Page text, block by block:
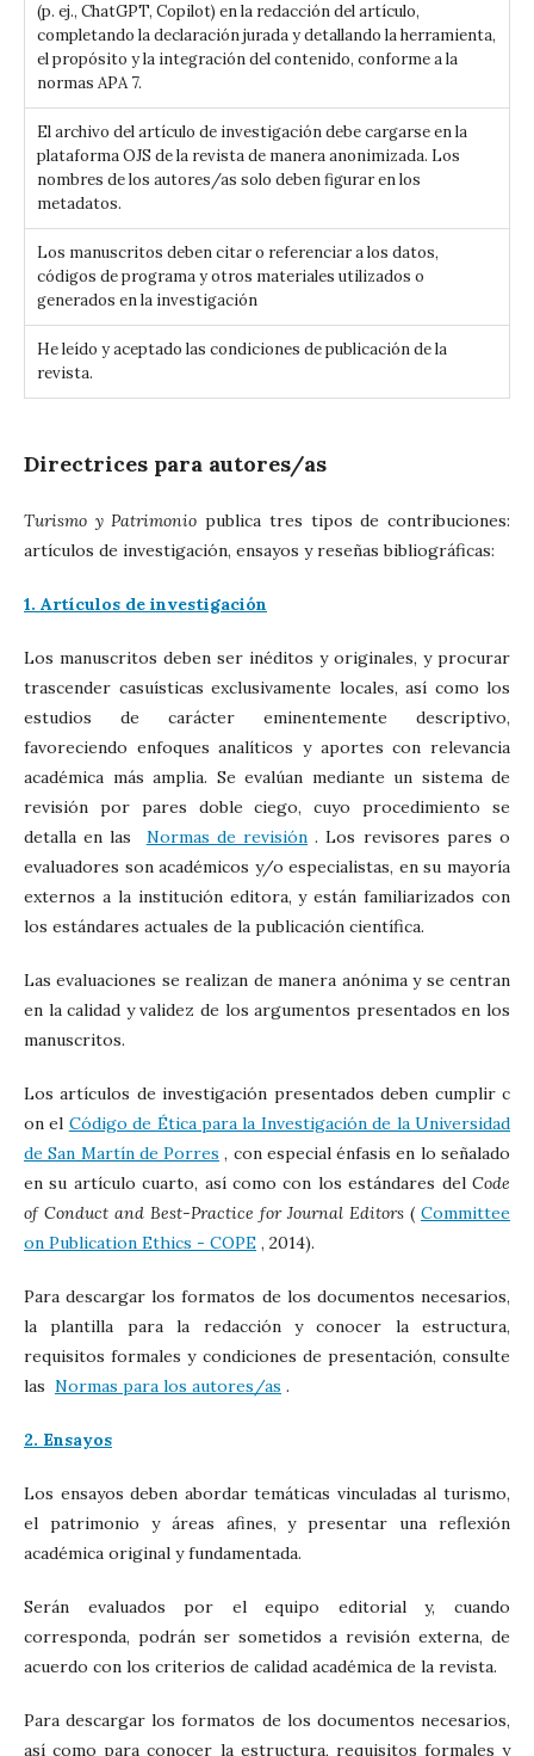
(p. ej., ChatGPT, Copilot) en la redacción del artículo,
completando la declaración jurada y detallando la herramienta,
el propósito y la integración del contenido, conforme a la
normas APA 7.
El archivo del artículo de investigación debe cargarse en la
plataforma OJS de la revista de manera anonimizada. Los
nombres de los autores/as solo deben figurar en los
metadatos.
Los manuscritos deben citar o referenciar a los datos,
códigos de programa y otros materiales utilizados o
generados en la investigación
He leído y aceptado las condiciones de publicación de la
revista.
Directrices para autores/as
Turismo y Patrimonio publica tres tipos de contribuciones:
artículos de investigación, ensayos y reseñas bibliográficas:
1. Artículos de investigación
Los manuscritos deben ser inéditos y originales, y procurar
trascender casuísticas exclusivamente locales, así como los
estudios de carácter eminentemente descriptivo,
favoreciendo enfoques analíticos y aportes con relevancia
académica más amplia. Se evalúan mediante un sistema de
revisión por pares doble ciego, cuyo procedimiento se
detalla en las Normas de revisión . Los revisores pares o
evaluadores son académicos y/o especialistas, en su mayoría
externos a la institución editora, y están familiarizados con
los estándares actuales de la publicación científica.
Las evaluaciones se realizan de manera anónima y se centran
en la calidad y validez de los argumentos presentados en los
manuscritos.
Los artículos de investigación presentados deben cumplir c
onel Código de Ética para la Investigación de la Universidad
de San Martín de Porres , con especial énfasis en lo señalado
en su artículo cuarto, así como con los estándares del Code
of Conduct and Best-Practice for Journal Editors ( Committee
on Publication Ethics - COPE , 2014).
Para descargar los formatos de los documentos necesarios,
la plantilla para la redacción y conocer la estructura,
requisitos formales y condiciones de presentación, consulte
las Normas para los autores/as .
2. Ensayos
Los ensayos deben abordar temáticas vinculadas al turismo,
el patrimonio y áreas afines, y presentar una reflexión
académica original y fundamentada.
Serán evaluados por el equipo editorial y, cuando
corresponda, podrán ser sometidos a revisión externa, de
acuerdo con los criterios de calidad académica de la revista.
Para descargar los formatos de los documentos necesarios,
así como para conocer la estructura, requisitos formales y